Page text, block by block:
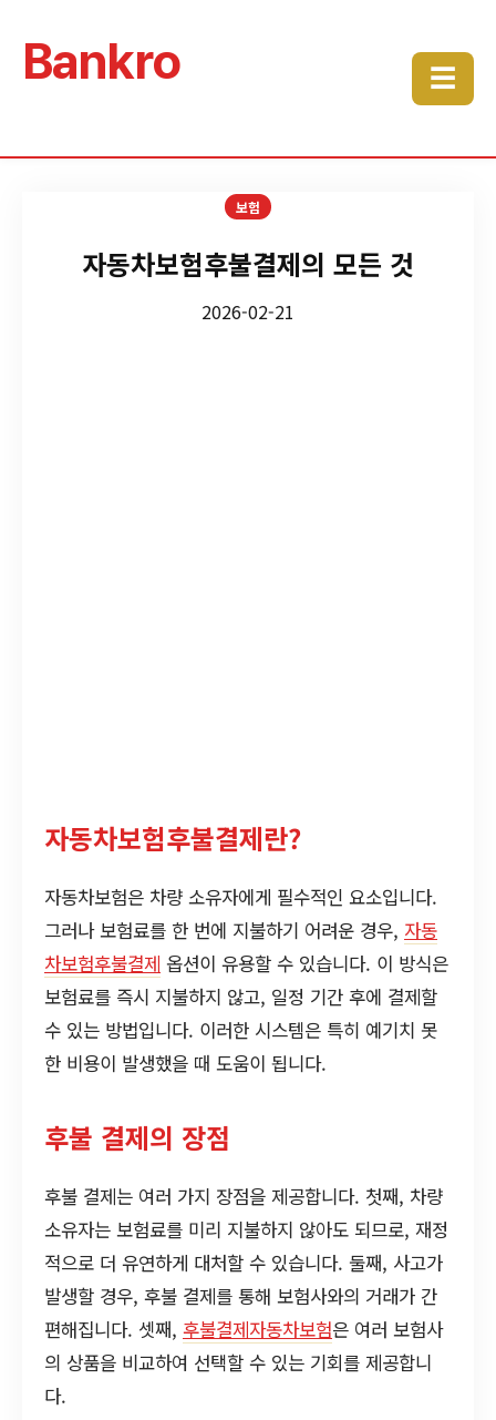
Bankro ☰
보험
자동차보험후불결제의 모든 것
2026-02-21
자동차보험후불결제란?
자동차보험은 차량 소유자에게 필수적인 요소입니다.
그러나 보험료를 한 번에 지불하기 어려운 경우, 자동
차보험후불결제 옵션이 유용할 수 있습니다. 이 방식은
보험료를 즉시 지불하지 않고, 일정 기간 후에 결제할
수 있는 방법입니다. 이러한 시스템은 특히 예기치 못
한 비용이 발생했을 때 도움이 됩니다.
후불 결제의 장점
후불 결제는 여러 가지 장점을 제공합니다. 첫째, 차량
소유자는 보험료를 미리 지불하지 않아도 되므로, 재정
적으로 더 유연하게 대처할 수 있습니다. 둘째, 사고가
발생할 경우, 후불 결제를 통해 보험사와의 거래가 간
편해집니다. 셋째, 후불결제자동차보험은 여러 보험사
의 상품을 비교하여 선택할 수 있는 기회를 제공합니
다.